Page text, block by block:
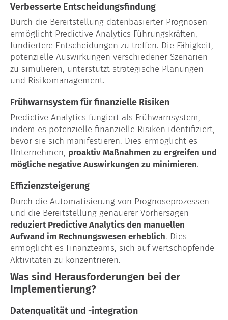
Verbesserte Entscheidungsfindung
Durch die Bereitstellung datenbasierter Prognosen
ermöglicht Predictive Analytics Führungskräften,
fundiertere Entscheidungen zu treffen. Die Fähigkeit,
potenzielle Auswirkungen verschiedener Szenarien
zu simulieren, unterstützt strategische Planungen
und Risikomanagement.
Frühwarnsystem für finanzielle Risiken
Predictive Analytics fungiert als Frühwarnsystem,
indem es potenzielle finanzielle Risiken identifiziert,
bevor sie sich manifestieren. Dies ermöglicht es
Unternehmen, proaktiv Maßnahmen zu ergreifen und
mögliche negative Auswirkungen zu minimieren.
Effizienzsteigerung
Durch die Automatisierung von Prognoseprozessen
und die Bereitstellung genauerer Vorhersagen
reduziert Predictive Analytics den manuellen
Aufwand im Rechnungswesen erheblich. Dies
ermöglicht es Finanzteams, sich auf wertschöpfende
Aktivitäten zu konzentrieren.
Was sind Herausforderungen bei der
Implementierung?
Datenqualität und -integration